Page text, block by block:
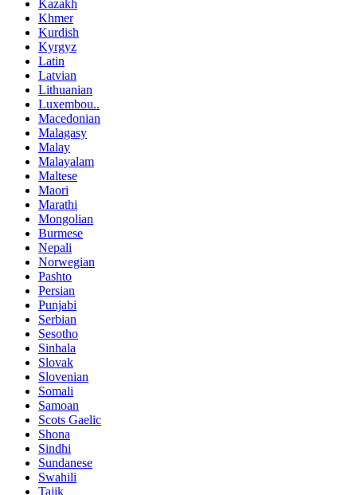
Kazakh
Khmer
Kurdish
Kyrgyz
Latin
Latvian
Lithuanian
Luxembou..
Macedonian
Malagasy
Malay
Malayalam
Maltese
Maori
Marathi
Mongolian
Burmese
Nepali
Norwegian
Pashto
Persian
Punjabi
Serbian
Sesotho
Sinhala
Slovak
Slovenian
Somali
Samoan
Scots Gaelic
Shona
Sindhi
Sundanese
Swahili
Tajik